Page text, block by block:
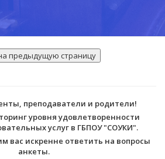
преподаватели и родители!
уровня удовлетворенности
услуг в ГБПОУ "СОУКИ".
вас искренне ответить на вопросы
анкеты.